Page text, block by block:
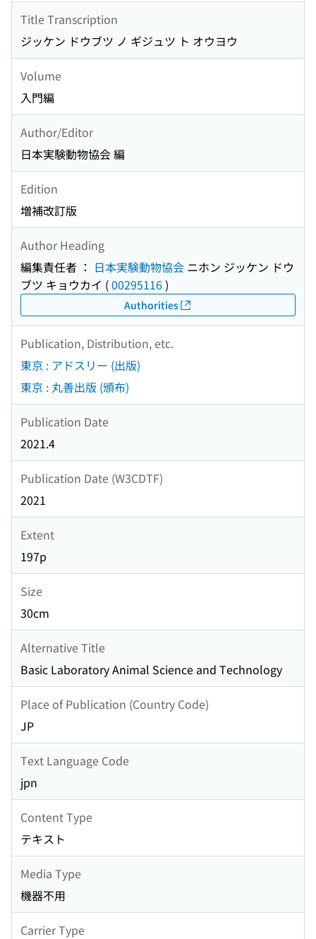
Title Transcription
ジッケン ドウブツ ノ ギジュツ ト オウヨウ
Volume
入門編
Author/Editor
日本実験動物協会 編
Edition
増補改訂版
Author Heading
編集責任者 ： 日本実験動物協会 ニホン ジッケン ドウ
ブツ キョウカイ (00295116)
Authorities
Publication, Distribution, etc.
東京 : アドスリー (出版)
東京 : 丸善出版 (頒布)
Publication Date
2021.4
Publication Date (W3CDTF)
2021
Extent
197p
Size
30cm
Alternative Title
Basic Laboratory Animal Science and Technology
Place of Publication (Country Code)
JP
Text Language Code
jpn
Content Type
テキスト
Media Type
機器不用
Carrier Type